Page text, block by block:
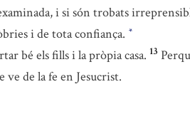
i si són trobats
i de tota confiança. *
bé els fills i la pròpia casa. 13
de la fe en Jesucrist.